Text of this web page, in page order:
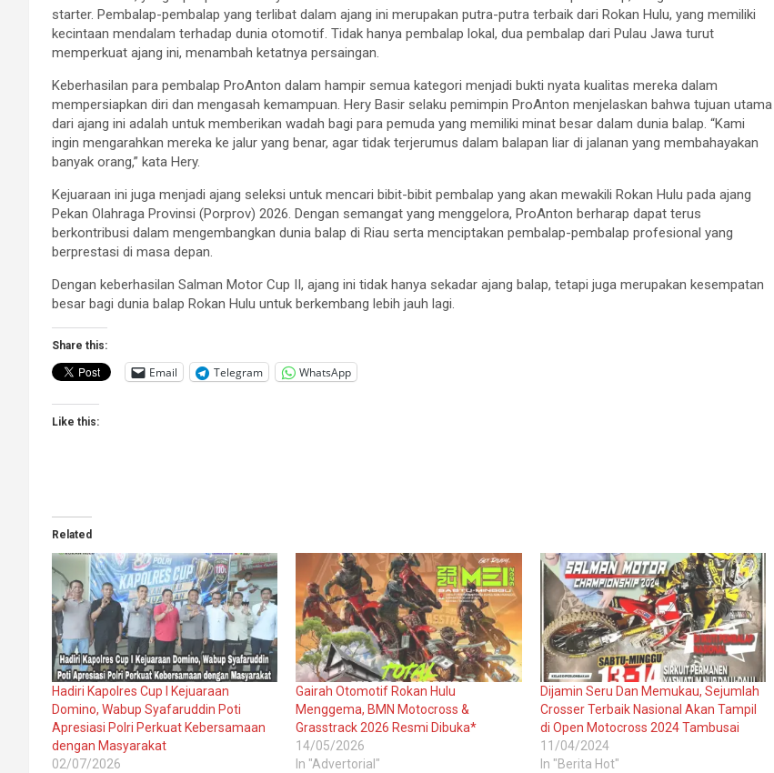
starter. Pembalap-pembalap yang terlibat dalam ajang ini merupakan putra-putra terbaik dari Rokan Hulu, yang memiliki
kecintaan mendalam terhadap dunia otomotif. Tidak hanya pembalap lokal, dua pembalap dari Pulau Jawa turut
memperkuat ajang ini, menambah ketatnya persaingan.
Keberhasilan para pembalap ProAnton dalam hampir semua kategori menjadi bukti nyata kualitas mereka dalam
mempersiapkan diri dan mengasah kemampuan. Hery Basir selaku pemimpin ProAnton menjelaskan bahwa tujuan utama
dari ajang ini adalah untuk memberikan wadah bagi para pemuda yang memiliki minat besar dalam dunia balap. “Kami
ingin mengarahkan mereka ke jalur yang benar, agar tidak terjerumus dalam balapan liar di jalanan yang membahayakan
banyak orang,” kata Hery.
Kejuaraan ini juga menjadi ajang seleksi untuk mencari bibit-bibit pembalap yang akan mewakili Rokan Hulu pada ajang
Pekan Olahraga Provinsi (Porprov) 2026. Dengan semangat yang menggelora, ProAnton berharap dapat terus
berkontribusi dalam mengembangkan dunia balap di Riau serta menciptakan pembalap-pembalap profesional yang
berprestasi di masa depan.
Dengan keberhasilan Salman Motor Cup II, ajang ini tidak hanya sekadar ajang balap, tetapi juga merupakan kesempatan
besar bagi dunia balap Rokan Hulu untuk berkembang lebih jauh lagi.
Share this:
Email Telegram WhatsApp
Like this:
Related
Hadiri Kapolres Cup I Kejuaraan
Domino, Wabup Syafaruddin Poti
Apresiasi Polri Perkuat Kebersamaan
dengan Masyarakat
02/07/2026
Gairah Otomotif Rokan Hulu
Menggema, BMN Motocross &
Grasstrack 2026 Resmi Dibuka*
14/05/2026
In "Advertorial"
Dijamin Seru Dan Memukau, Sejumlah
Crosser Terbaik Nasional Akan Tampil
di Open Motocross 2024 Tambusai
11/04/2024
In "Berita Hot"